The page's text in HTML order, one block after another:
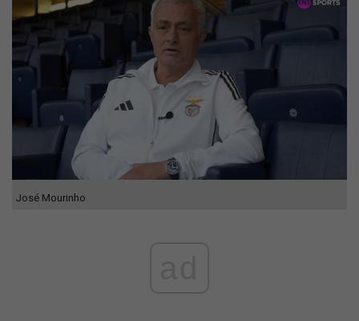
José Mourinho